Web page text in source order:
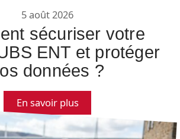
5 août 2026
sécuriser votre
ENT et protéger
données ?
En savoir plus